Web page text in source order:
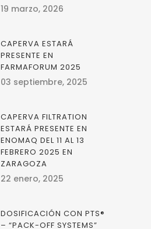
19 marzo, 2026
CAPERVA ESTARÁ
PRESENTE EN
FARMAFORUM 2025
03 septiembre, 2025
CAPERVA FILTRATION
ESTARÁ PRESENTE EN
ENOMAQ DEL 11 AL 13
FEBRERO 2025 EN
ZARAGOZA
22 enero, 2025
DOSIFICACIÓN CON PTS®
– “PACK-OFF SYSTEMS”